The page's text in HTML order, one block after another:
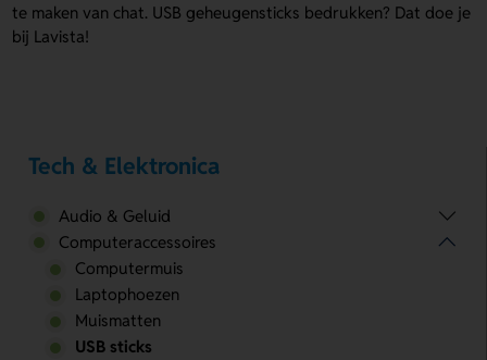
te maken van chat. USB geheugensticks bedrukken? Dat doe je
bij Lavista!
Tech & Elektronica
Audio & Geluid
Computeraccessoires
Computermuis
Laptophoezen
Muismatten
USB sticks